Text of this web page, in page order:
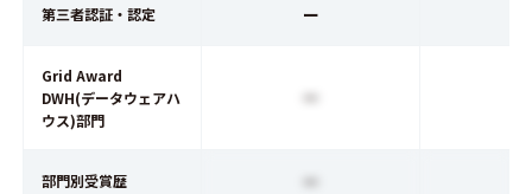
第三者認証・認定 ー
Grid Award
DWH(データウェアハ
ウス)部門
ー
部門別受賞歴 ー